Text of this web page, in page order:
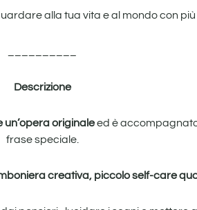
alla tua vita e al mondo con
Descrizione
un’opera originaleed è
frase speciale.
creativa, piccolo self-care